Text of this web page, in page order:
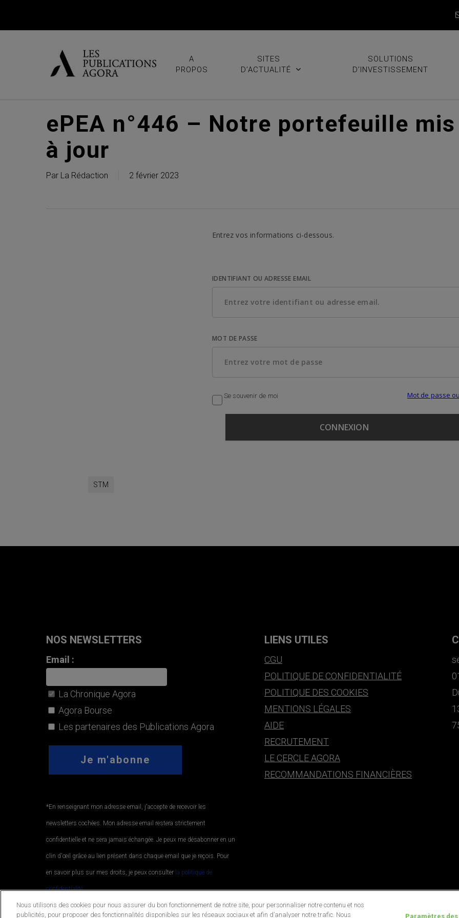
A
PROPOS
SITES
D’ACTUALITÉ
SOLUTIONS
D’INVESTISSEMENT
ePEA n°446 – Notre portefeuille mis
à jour
Par La Rédaction 2 février 2023
Entrez vos informations ci-dessous.
IDENTIFIANT OU ADRESSE EMAIL
MOT DE PASSE
Se souvenir de moi Mot de passe
STM
NOS NEWSLETTERS
Email :
La Chronique Agora
Agora Bourse
Les partenaires des Publications Agora
*En renseignant mon adresse email, j'accepte de recevoir les
newsletters cochées. Mon adresse email restera strictement
confidentielle et ne sera jamais échangée. Je peux me désabonner en un
clin d'œil grâce au lien présent dans chaque email que je reçois. Pour
en savoir plus sur mes droits, je peux consulter la politique de
confidentialité..
LIENS UTILES
CGU
POLITIQUE DE CONFIDENTIALITÉ
POLITIQUE DES COOKIES
MENTIONS LÉGALES
AIDE
RECRUTEMENT
LE CERCLE AGORA
RECOMMANDATIONS FINANCIÈRES
Nous utilisons des cookies pour nous assurer du bon fonctionnement de notre site, pour personnaliser notre contenu et nos
publicités, pour proposer des fonctionnalités disponibles sur les réseaux sociaux et afin d’analyser notre trafic. Nous
Paramètres